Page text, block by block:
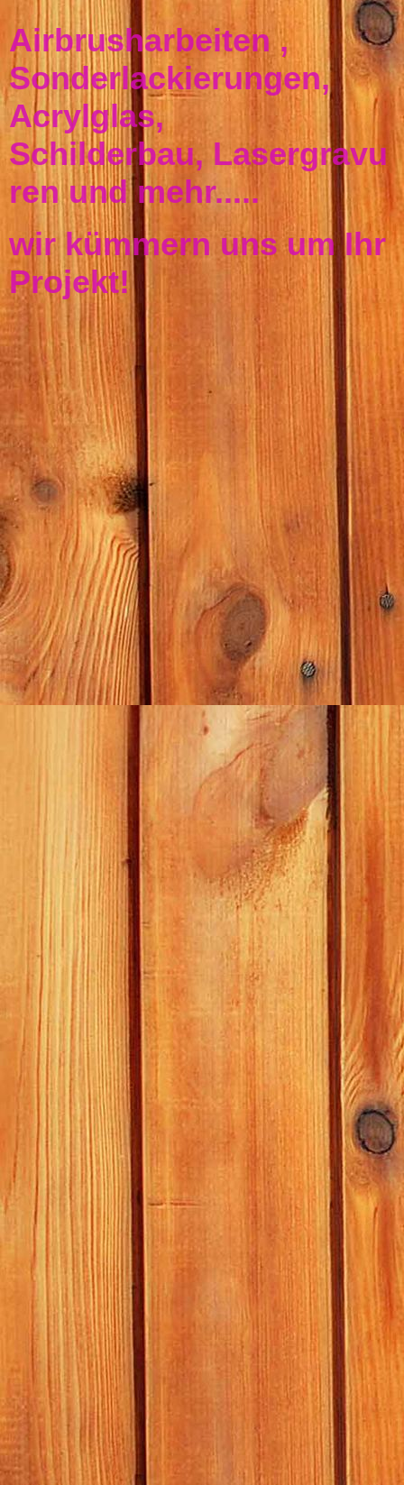
Airbrusharbeiten ,
Sonderlackierungen,
Acrylglas,
Schilderbau, Lasergravu
ren und mehr.....
wir kümmern uns um Ihr
Projekt!